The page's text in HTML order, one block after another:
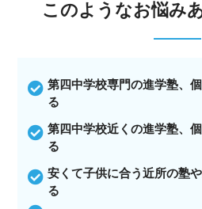
このようなお悩み
第四中学校専門の進学塾、
る
第四中学校近くの進学塾、
る
安くて子供に合う近所の塾
る